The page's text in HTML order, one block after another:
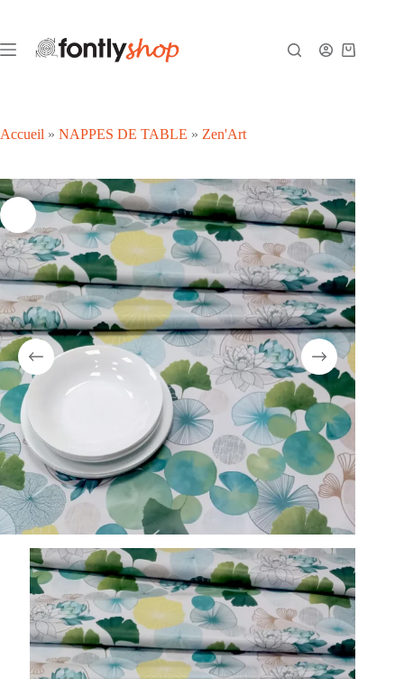
contenu
Panier
Accueil » NAPPES DE TABLE » Zen'Art